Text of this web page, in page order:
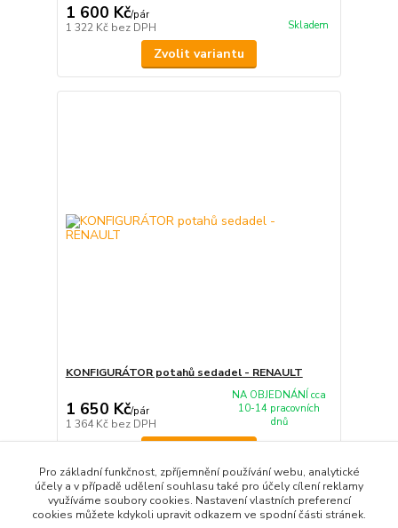
1 600 Kč/pár
1 322 Kč bez DPH Skladem
Zvolit variantu
KONFIGURÁTOR potahů sedadel - RENAULT
1 650 Kč/pár
1 364 Kč bez DPH
NA OBJEDNÁNÍ cca
10-14 pracovních
dnů
strana z 1
Pro základní funkčnost, zpříjemnění používání webu, analytické
účely a v případě udělení souhlasu také pro účely cílení reklamy
využíváme soubory cookies. Nastavení vlastních preferencí
cookies můžete kdykoli upravit odkazem ve spodní části stránek.